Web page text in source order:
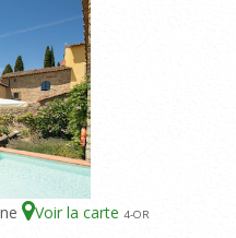
Voir la carte 4-OR